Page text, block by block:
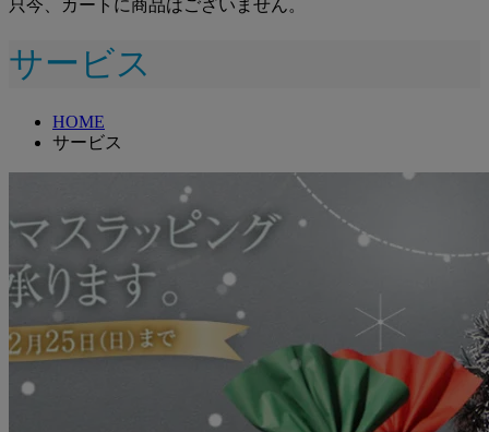
只今、カートに商品はございません。
サービス
HOME
サービス